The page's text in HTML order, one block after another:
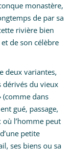
monastère,
de par sa
rivière bien
de son célèbre
deux variantes,
dérivés du vieux
(comme dans
gué, passage,
où l’homme peut
petite
ses biens ou sa